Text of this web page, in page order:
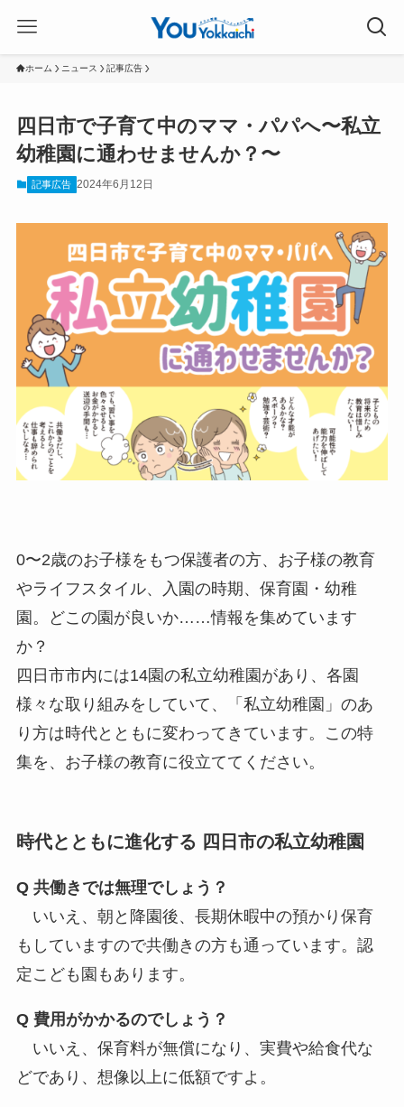
ホーム ニュース 記事広告
四日市で子育て中のママ・パパへ〜私立
幼稚園に通わせませんか？〜
記事広告 2024年6月12日
0〜2歳のお子様をもつ保護者の方、お子様の教育
やライフスタイル、入園の時期、保育園・幼稚
園。どこの園が良いか……情報を集めています
か？
四日市市内には14園の私立幼稚園があり、各園
様々な取り組みをしていて、「私立幼稚園」のあ
り方は時代とともに変わってきています。この特
集を、お子様の教育に役立ててください。
時代とともに進化する 四日市の私立幼稚園
Q 共働きでは無理でしょう？
いいえ、朝と降園後、長期休暇中の預かり保育
もしていますので共働きの方も通っています。認
定こども園もあります。
Q 費用がかかるのでしょう？
いいえ、保育料が無償になり、実費や給食代な
どであり、想像以上に低額ですよ。